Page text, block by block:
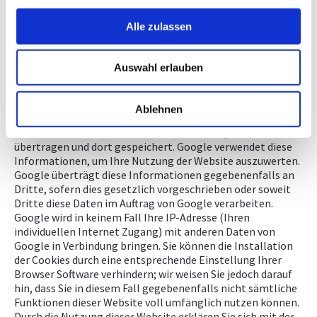
Alle zulassen
Auswahl erlauben
Ablehnen
http://www.vivid-planet.com
Google Analytics
Diese Website verwendet Google Analytics, einen
Webanalysedienst von Google Inc. Google Analytics
verwendet "Cookies", Textdateien, die auf Ihrem Computer
gespeichert werden und die eine Analyse der Nutzung dieser
übertragen und dort gespeichert. Google verwendet diese
Informationen, um Ihre Nutzung der Website auszuwerten.
Google überträgt diese Informationen gegebenenfalls an
Dritte, sofern dies gesetzlich vorgeschrieben oder soweit
Dritte diese Daten im Auftrag von Google verarbeiten.
Google wird in keinem Fall Ihre IP-Adresse (Ihren
individuellen Internet Zugang) mit anderen Daten von
Google in Verbindung bringen. Sie können die Installation
der Cookies durch eine entsprechende Einstellung Ihrer
Browser Software verhindern; wir weisen Sie jedoch darauf
hin, dass Sie in diesem Fall gegebenenfalls nicht sämtliche
Funktionen dieser Website voll umfänglich nutzen können.